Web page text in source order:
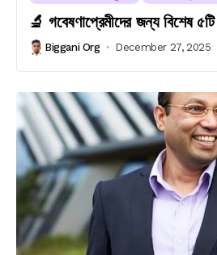
🔬 গবেষণাপ্রেমীদের জন্য বিশেষ ৫টি
Biggani Org December 27, 2025